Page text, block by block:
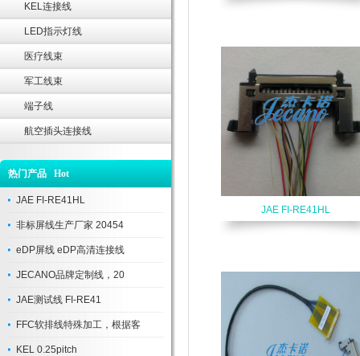
KEL连接线
LED指示灯线
医疗线束
军工线束
端子线
航空插头连接线
热门产品 Hot
JAE FI-RE41HL
非标屏线生产厂家 20454
eDP屏线 eDP高清连接线
JECANO品牌定制线，20
JAE测试线 FI-RE41
FFC软排线特殊加工，根据客
KEL 0.25pitch
JAE FI-RE41HL